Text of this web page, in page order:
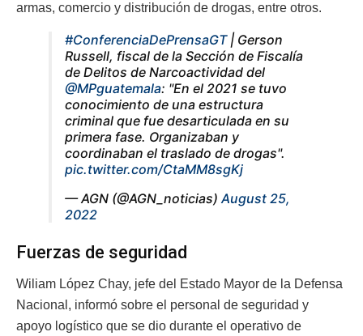
armas, comercio y distribución de drogas, entre otros.
#ConferenciaDePrensaGT| Gerson
Russell, fiscal de la Sección de Fiscalía
de Delitos de Narcoactividad del
@MPguatemala: "En el 2021 se tuvo
conocimiento de una estructura
criminal que fue desarticulada en su
primera fase. Organizaban y
coordinaban el traslado de drogas".
pic.twitter.com/CtaMM8sgKj
— AGN (@AGN_noticias)August 25,
2022
Fuerzas de seguridad
Wiliam López Chay, jefe del Estado Mayor de la Defensa
Nacional, informó sobre el personal de seguridad y
apoyo logístico que se dio durante el operativo de